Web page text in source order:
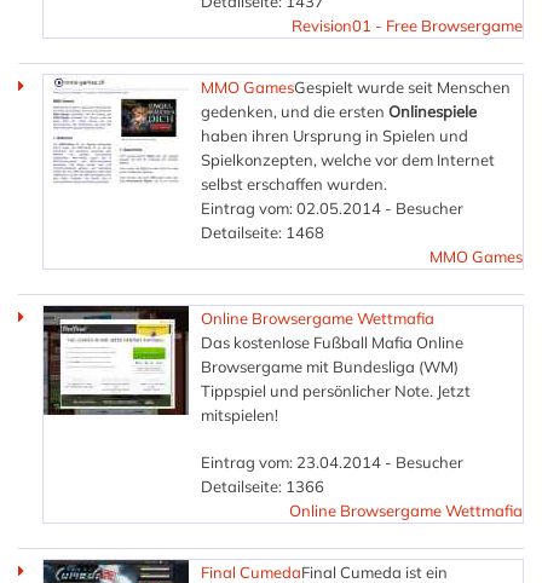
Revision01 - Free Browsergame
MMO GamesGespielt wurde seit Menschen
gedenken, und die ersten Onlinespiele
haben ihren Ursprung in Spielen und
Spielkonzepten, welche vor dem Internet
selbst erschaffen wurden.
Eintrag vom: 02.05.2014 - Besucher
Detailseite: 1468
MMO Games
Online Browsergame Wettmafia
Das kostenlose Fußball Mafia Online
Browsergame mit Bundesliga (WM)
Tippspiel und persönlicher Note. Jetzt
mitspielen!
Eintrag vom: 23.04.2014 - Besucher
Detailseite: 1366
Online Browsergame Wettmafia
Final CumedaFinal Cumeda ist ein